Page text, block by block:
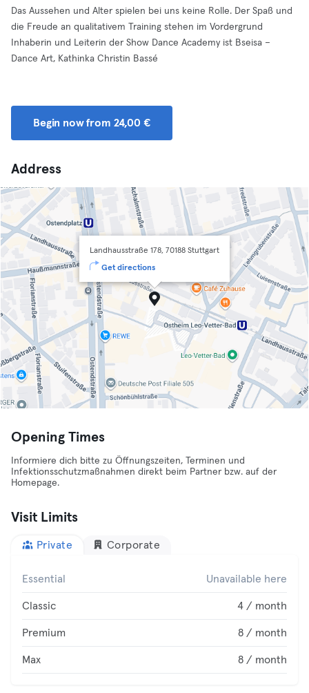
Das Aussehen und Alter spielen bei uns keine Rolle. Der Spaß und
die Freude an qualitativem Training stehen im Vordergrund
Inhaberin und Leiterin der Show Dance Academy ist Bseisa –
Dance Art, Kathinka Christin Bassé
Begin now from 24,00 €
Address
Landhausstraße 178, 70188 Stuttgart
Get directions
Opening Times
Informiere dich bitte zu Öffnungszeiten, Terminen und
Infektionsschutzmaßnahmen direkt beim Partner bzw. auf der
Homepage.
Visit Limits
Private Corporate
Essential Unavailable here
Classic 4 / month
Premium 8 / month
Max 8 / month